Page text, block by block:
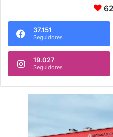
37.151
Seguidores
19.027
Seguidores